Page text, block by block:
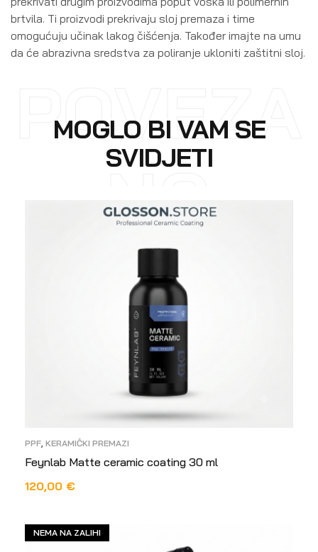
brtvila. Ti proizvodi prekrivaju sloj premaza i time
omogućuju učinak lakog čišćenja. Također imajte na umu
da će abrazivna sredstva za poliranje ukloniti zaštitni sloj.
MOGLO BI VAM SE
SVIDJETI
POVEZA
NO
PPF, KERAMIČKI PREMAZI
Feynlab Matte ceramic coating 30 ml
120,00 €
NEMA NA ZALIHI